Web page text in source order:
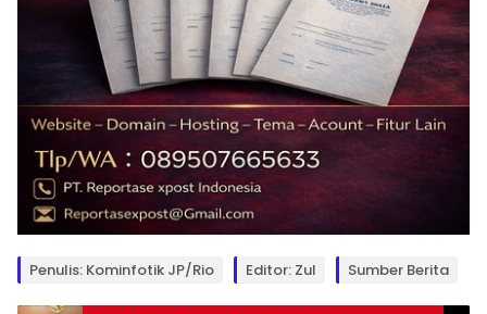
Penulis: Kominfotik JP/Rio Editor: Zul Sumber Berita